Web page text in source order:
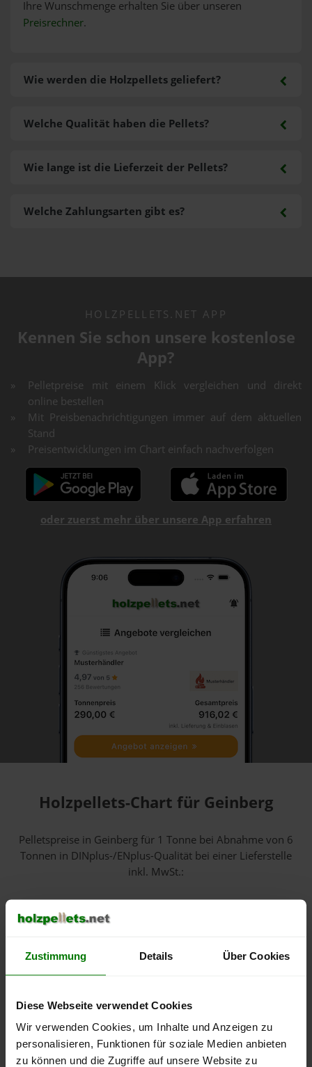
Zustimmung Details Über Cookies
Diese Webseite verwendet Cookies
Wir verwenden Cookies, um Inhalte und Anzeigen zu
personalisieren, Funktionen für soziale Medien anbieten
zu können und die Zugriffe auf unsere Website zu
Ihre Wunschmenge erhalten Sie über unseren
Preisrechner.
Wie werden die Holzpellets geliefert?
Welche Zahlungsarten gibt es?
Welche Qualität haben die Pellets?
Wie lange ist die Lieferzeit der Pellets?
HOLZPELLETS.NET APP
Kennen Sie schon unsere kostenlose
App?
Pelletpreise mit einem Klick vergleichen und direkt
online bestellen
Mit Preisbenachrichtigungen immer auf dem aktuellen
Stand
Preisentwicklungen im Chart einfach nachverfolgen
oder zuerst mehr über unsere App erfahren
Holzpellets-Chart für Geinberg
Pelletspreise in Geinberg für 1 Tonne bei Abnahmevon 6
Tonnen in DINplus-/ENplus-Qualität bei einer Lieferstelle
inkl. MwSt.:
200 €
400 €
600 €
800 €